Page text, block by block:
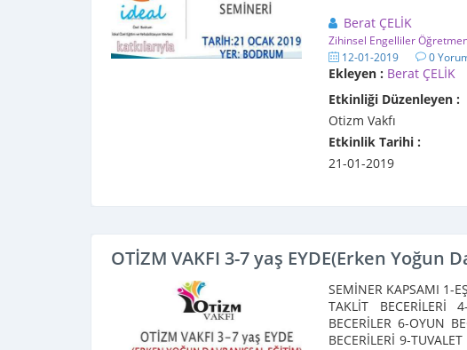
Berat ÇELİK
Zihinsel Engelliler
12-01-2019 0
Ekleyen : Berat ÇELİK
Etkinliği Düzenleyen :
Otizm Vakfı
Etkinlik Tarihi :
21-01-2019
OTİZM VAKFI 3-7 yaş EYDE(Erken Yoğun
SEMİNER KAPSAMI 1-
TAKLİT BECERİLERİ
BECERİLER 6-OYUN
BECERİLERİ 9-